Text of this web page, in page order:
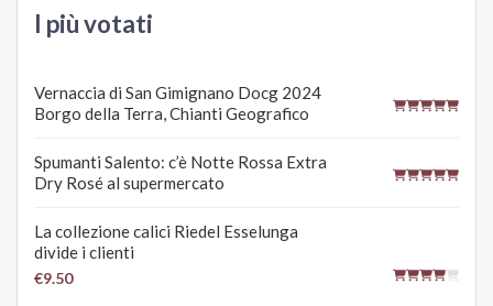
I più votati
Vernaccia di San Gimignano Docg 2024
Borgo della Terra, Chianti Geografico
Spumanti Salento: c’è Notte Rossa Extra
Dry Rosé al supermercato
La collezione calici Riedel Esselunga
divide i clienti
€9.50